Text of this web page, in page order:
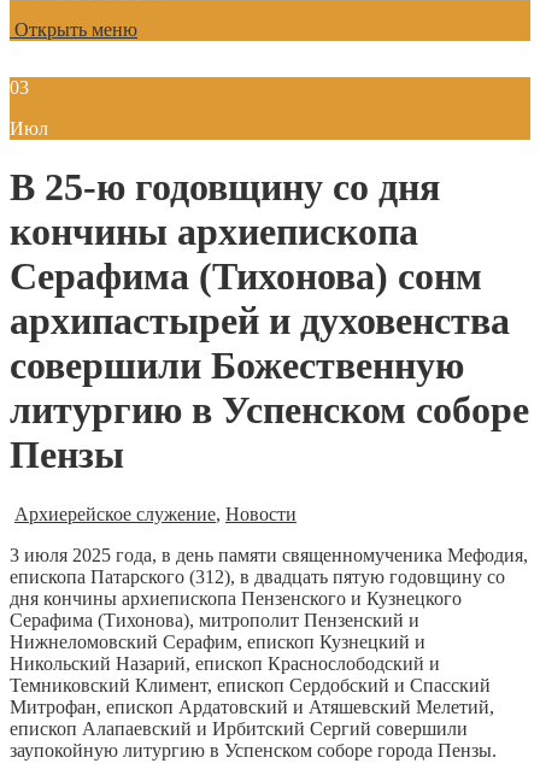
Открыть меню
03
Июл
В 25-ю годовщину со дня
кончины архиепископа
Серафима (Тихонова) сонм
архипастырей и духовенства
совершили Божественную
литургию в Успенском соборе
Пензы
Архиерейское служение, Новости
3 июля 2025 года, в день памяти священномученика Мефодия,
епископа Патарского (312), в двадцать пятую годовщину со
дня кончины архиепископа Пензенского и Кузнецкого
Серафима (Тихонова), митрополит Пензенский и
Нижнеломовский Серафим, епископ Кузнецкий и
Никольский Назарий, епископ Краснослободский и
Темниковский Климент, епископ Сердобский и Спасский
Митрофан, епископ Ардатовский и Атяшевский Мелетий,
епископ Алапаевский и Ирбитский Сергий совершили
заупокойную литургию в Успенском соборе города Пензы.